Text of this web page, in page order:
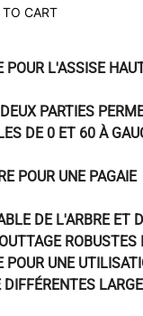
CART
POUR L'ASSISE
PARTIES
DE 0 ET 60 À
POUR UNE PAGAIE
DE L'ARBRE ET
ROBUSTES
POUR UNE